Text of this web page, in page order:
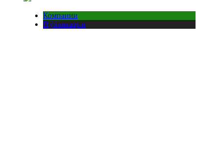
Компании
Публикации